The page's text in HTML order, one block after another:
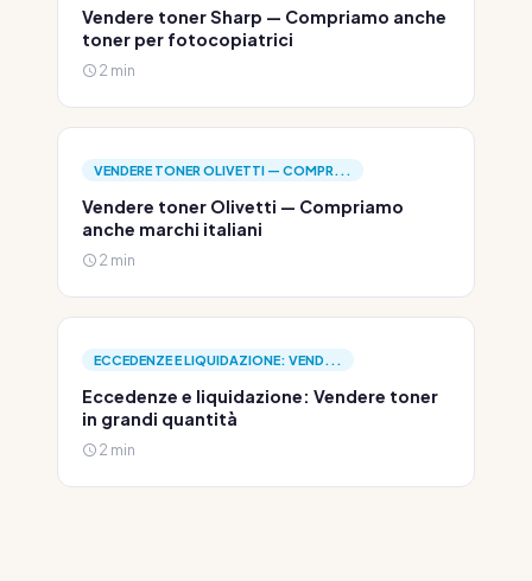
Vendere toner Sharp — Compriamo anche
toner per fotocopiatrici
2 min
VENDERE TONER OLIVETTI — COMPR...
Vendere toner Olivetti — Compriamo
anche marchi italiani
2 min
ECCEDENZE E LIQUIDAZIONE: VEND...
Eccedenze e liquidazione: Vendere toner
in grandi quantità
2 min